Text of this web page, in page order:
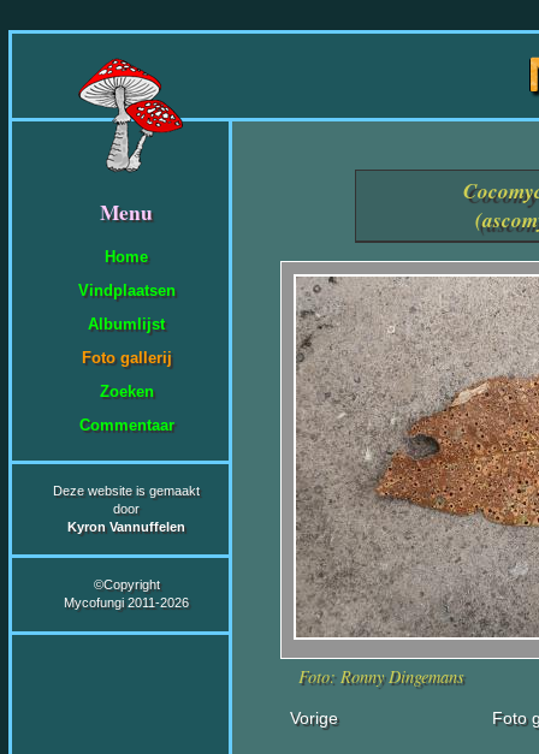
Menu
Home
Vindplaatsen
Albumlijst
Foto gallerij
Zoeken
Commentaar
Deze website is gemaakt
door
Kyron Vannuffelen
©Copyright
Mycofungi 2011-2026
Foto: Ronny Dingemans
Vorige Foto